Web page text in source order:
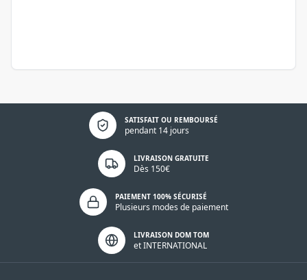
SATISFAIT OU REMBOURSÉ
pendant 14 jours
Politique de confidentialité
LIVRAISON GRATUITE
Dès 150€
PAIEMENT 100% SÉCURISÉ
Plusieurs modes de paiement
LIVRAISON DOM TOM
et INTERNATIONAL